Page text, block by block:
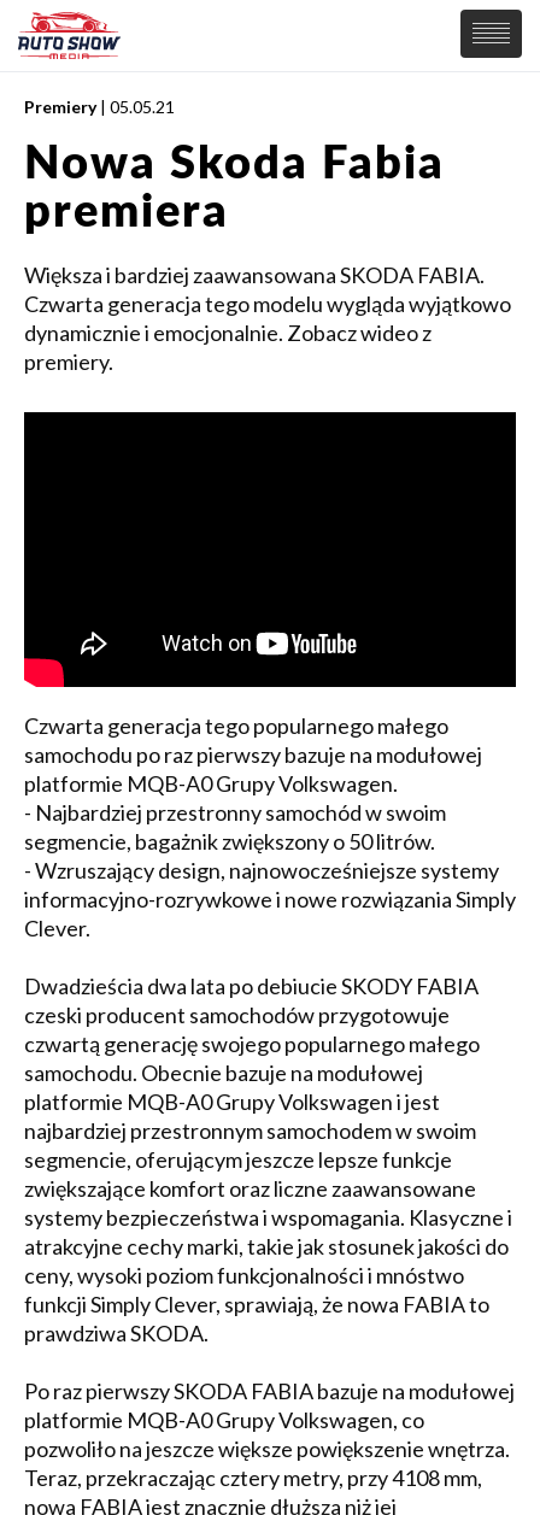
PREMIERY
SAMOCHODY
Wiadomości
Supersamochody
Samochody Koncepcyjne
Tuning
Elektryczne
MOTORSPORT
Premiery | 05.05.21
Nowa Skoda Fabia
premiera
Większa i bardziej zaawansowana SKODA FABIA.
Czwarta generacja tego modelu wygląda wyjątkowo
dynamicznie i emocjonalnie. Zobacz wideo z
premiery.
Czwarta generacja tego popularnego małego
samochodu po raz pierwszy bazuje na modułowej
platformie MQB-A0 Grupy Volkswagen.
- Najbardziej przestronny samochód w swoim
segmencie, bagażnik zwiększony o 50 litrów.
- Wzruszający design, najnowocześniejsze systemy
informacyjno-rozrywkowe i nowe rozwiązania Simply
Clever.
Dwadzieścia dwa lata po debiucie SKODY FABIA
czeski producent samochodów przygotowuje
czwartą generację swojego popularnego małego
samochodu. Obecnie bazuje na modułowej
platformie MQB-A0 Grupy Volkswagen i jest
najbardziej przestronnym samochodem w swoim
segmencie, oferującym jeszcze lepsze funkcje
zwiększające komfort oraz liczne zaawansowane
systemy bezpieczeństwa i wspomagania. Klasyczne i
atrakcyjne cechy marki, takie jak stosunek jakości do
ceny, wysoki poziom funkcjonalności i mnóstwo
funkcji Simply Clever, sprawiają, że nowa FABIA to
prawdziwa SKODA.
Po raz pierwszy SKODA FABIA bazuje na modułowej
platformie MQB-A0 Grupy Volkswagen, co
pozwoliło na jeszcze większe powiększenie wnętrza.
Teraz, przekraczając cztery metry, przy 4108 mm,
nowa FABIA jest znacznie dłuższa niż jej